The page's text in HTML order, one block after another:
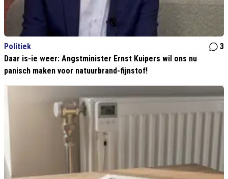
Politiek
3
Daar is-ie weer: Angstminister Ernst Kuipers wil ons nu
panisch maken voor natuurbrand-fijnstof!